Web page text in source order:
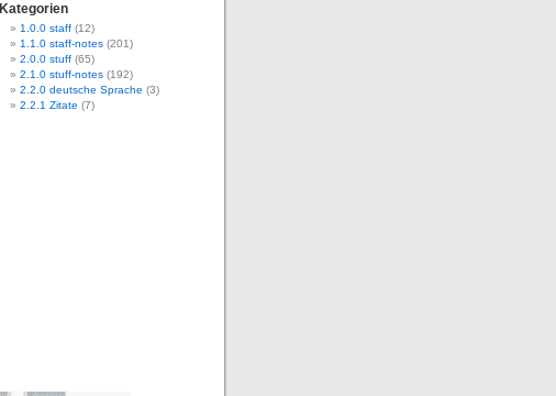
Kategorien
1.0.0 staff (12)
1.1.0 staff-notes (201)
2.0.0 stuff (65)
2.1.0 stuff-notes (192)
2.2.0 deutsche Sprache (3)
2.2.1 Zitate (7)